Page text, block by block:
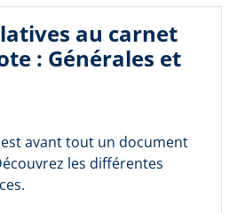
au carnet
: Générales et
avant tout un document
les différentes